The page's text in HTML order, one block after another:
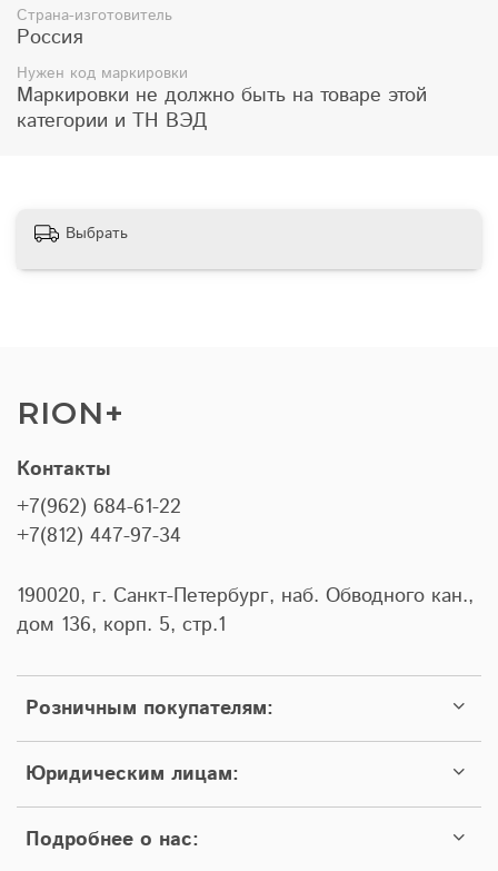
Страна-изготовитель
Россия
Нужен код маркировки
Маркировки не должно быть на товаре этой
категории и ТН ВЭД
Выбрать
RION+
Розничным покупателям:
Юридическим лицам:
Подробнее о нас:
Контакты
+7(962) 684-61-22
+7(812) 447-97-34
190020, г. Санкт-Петербург, наб. Обводного кан.,
дом 136, корп. 5, стр.1